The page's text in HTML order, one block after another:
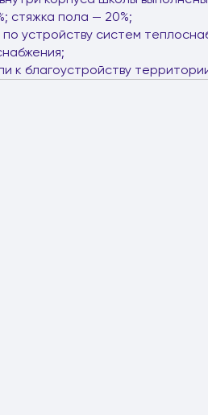
стяжка пола — 20%;
устройству систем
к благоустройству